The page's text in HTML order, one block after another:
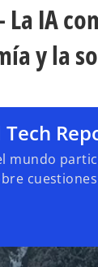
La IA
y la
mundo